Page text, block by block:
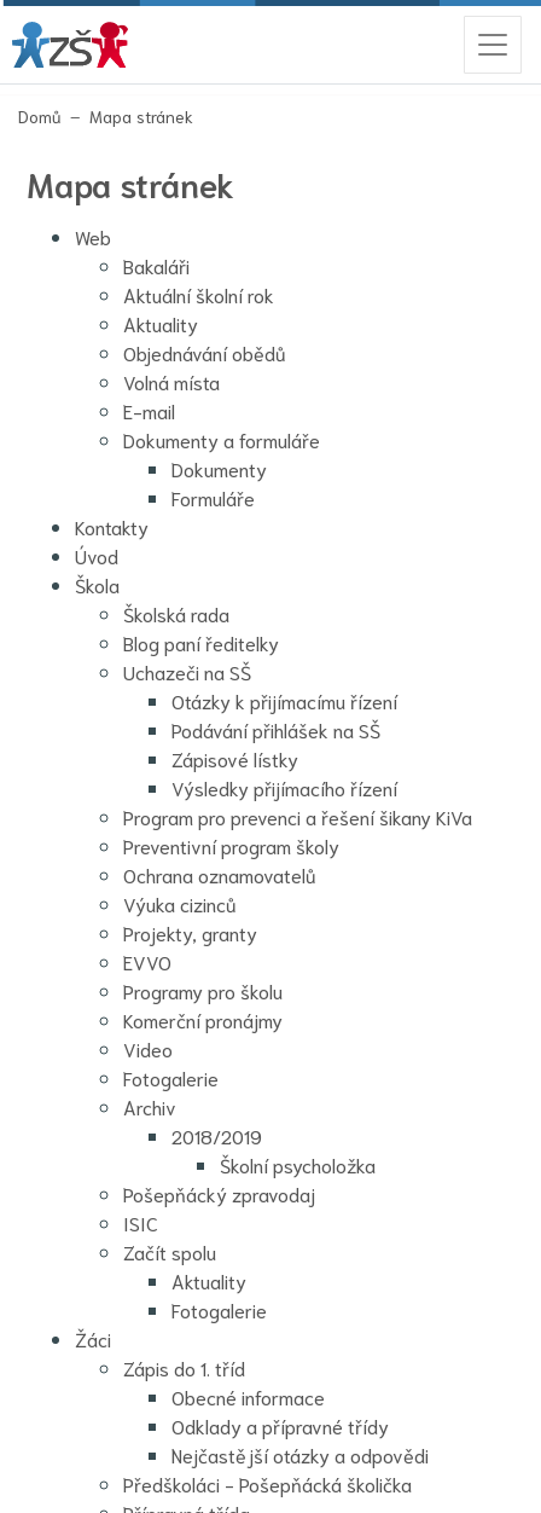
Domů Mapa stránek
Mapa stránek
Web
Bakaláři
Aktuální školní rok
Aktuality
Objednávání obědů
Volná místa
E-mail
Dokumenty a formuláře
Dokumenty
Formuláře
Kontakty
Úvod
Škola
Školská rada
Blog paní ředitelky
Uchazeči na SŠ
Otázky k přijímacímu řízení
Podávání přihlášek na SŠ
Zápisové lístky
Výsledky přijímacího řízení
Program pro prevenci a řešení šikany KiVa
Preventivní program školy
Ochrana oznamovatelů
Výuka cizinců
Projekty, granty
EVVO
Programy pro školu
Komerční pronájmy
Video
Fotogalerie
Archiv
2018/2019
Školní psycholožka
Pošepňácký zpravodaj
ISIC
Začít spolu
Aktuality
Fotogalerie
Žáci
Zápis do 1. tříd
Obecné informace
Odklady a přípravné třídy
Nejčastější otázky a odpovědi
Předškoláci - Pošepňácká školička